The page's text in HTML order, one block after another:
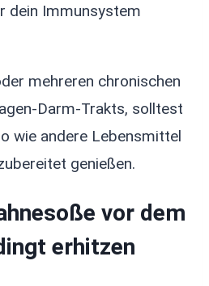
dein Immunsystem
mehreren chronischen
Darm-Trakts, solltest
wie andere Lebensmittel
genießen.
vor dem
erhitzen